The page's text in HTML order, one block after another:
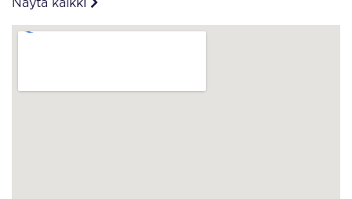
Näytä kaikki